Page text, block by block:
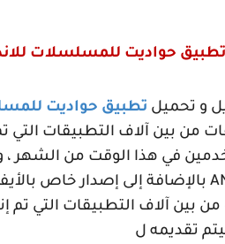
حواديت للمسلسلات
و تحميل تطبيق حواديت
من بين آلاف التطبيقات التي
في هذا الوقت من الشهر ،
بالإضافة إلى إصدار خاص
من بين آلاف التطبيقات التي
تقديمه ل